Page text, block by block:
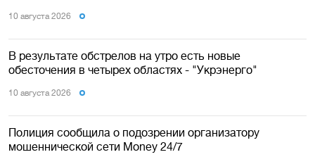
10 августа 2026
В результате обстрелов на утро есть новые
обесточения в четырех областях - "Укрэнерго"
10 августа 2026
Полиция сообщила о подозрении организатору
мошеннической сети Money 24/7